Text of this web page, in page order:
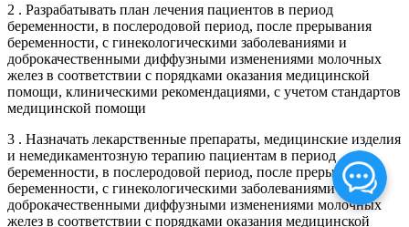
2 . Разрабатывать план лечения пациентов в период
беременности, в послеродовой период, после прерывания
беременности, с гинекологическими заболеваниями и
доброкачественными диффузными изменениями молочных
желез в соответствии с порядками оказания медицинской
помощи, клиническими рекомендациями, с учетом стандартов
медицинской помощи
3 . Назначать лекарственные препараты, медицинские изделия
и немедикаментозную терапию пациентам в период
беременности, в послеродовой период, после прерывания
беременности, с гинекологическими заболеваниями и
доброкачественными диффузными изменениями молочных
желез в соответствии с порядками оказания медицинской